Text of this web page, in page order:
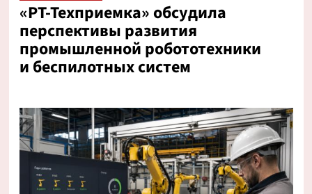
«РТ-Техприемка» обсудила
перспективы развития
промышленной робототехники
и беспилотных систем